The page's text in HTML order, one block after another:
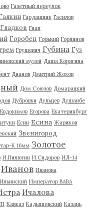
Газетный переулок
Гардашник Гасилов
Гладков Гнап
Горобец Горький Горяинов
Грушевич Губина Гуз
музей Даша Корягина
Дианов Дмитрий Жохов
Дом Союзов Домарацкий
Дубровки Дульцев Душанбе
Евдокимов Егорова Екатеринбург
Есин Есина Жариков
Звенигород
К 16мм Золотое
И.Пилюгин И.Сидоров ИЛ-14
Иванов Иванова
Ильинский Император ВАВА
Ичалова
Кавказ Кадышевский Казань